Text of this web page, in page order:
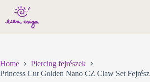
content
Home
Piercing fejrészek
Princess Cut Golden Nano CZ Claw Set Fejrész